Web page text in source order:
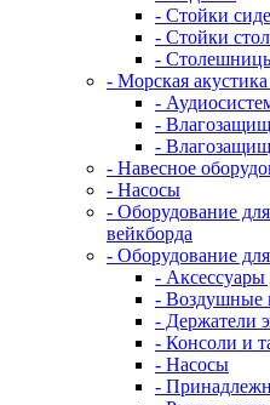
- Стойки
- Стойки
-
- Морская
-
-
-
- Навесное
- Насосы
- Оборудование
вейкборда
- Оборудование
-
- Воздушные
- Держатели
- Консоли и
- Насосы
-